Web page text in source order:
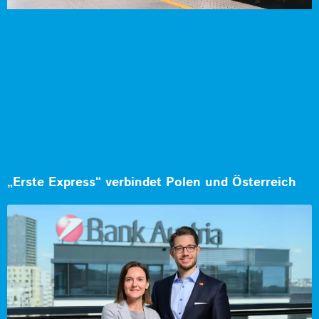
„Erste Express“ verbindet Polen und Österreich